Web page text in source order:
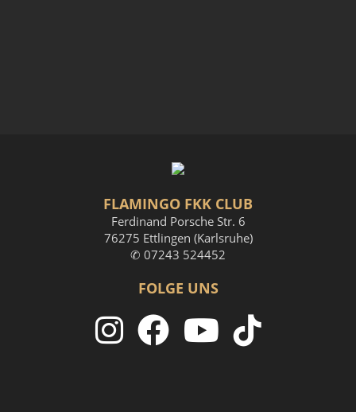
FLAMINGO FKK CLUB
Ferdinand Porsche Str. 6
76275 Ettlingen (Karlsruhe)
✆ 07243 524452
FOLGE UNS